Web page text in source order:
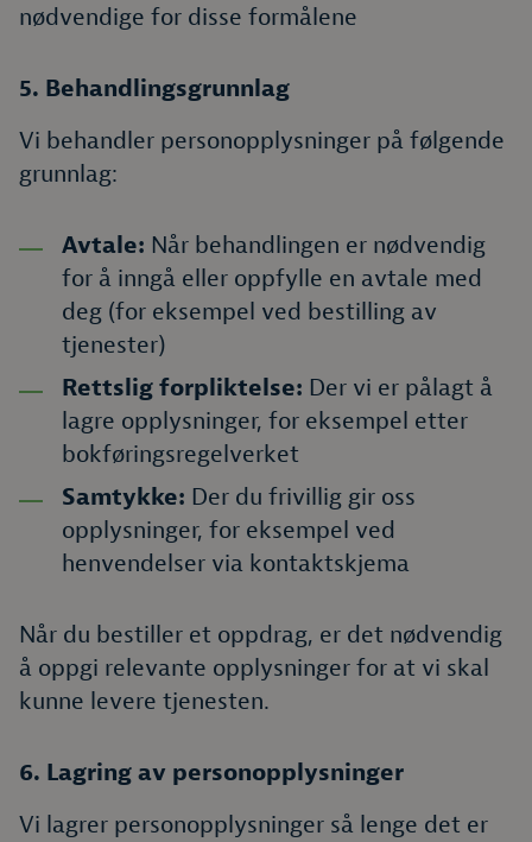
nødvendige for disse formålene
5. Behandlingsgrunnlag
Vi behandler personopplysninger på følgende
grunnlag:
Avtale: Når behandlingen er nødvendig
for å inngå eller oppfylle en avtale med
deg (for eksempel ved bestilling av
tjenester)
Rettslig forpliktelse: Der vi er pålagt å
lagre opplysninger, for eksempel etter
bokføringsregelverket
Samtykke: Der du frivillig gir oss
opplysninger, for eksempel ved
henvendelser via kontaktskjema
Når du bestiller et oppdrag, er det nødvendig
å oppgi relevante opplysninger for at vi skal
kunne levere tjenesten.
6. Lagring av personopplysninger
Vi lagrer personopplysninger så lenge det er